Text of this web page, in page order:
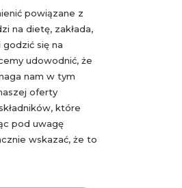
powiązane z
na dietę, zakłada,
się na
udowodnić, że
nam w tym
oferty
które
pod uwagę
wskazać, że to